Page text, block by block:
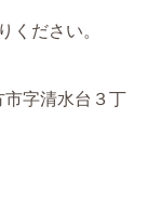
ください。
市字清水台３丁